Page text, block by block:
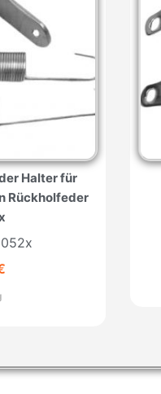
Halter für
Rückholfeder